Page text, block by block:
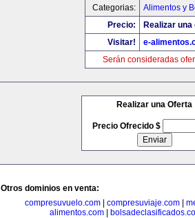
Categorias:
Alimentos y
Precio:
Realizar
Visitar!
e-
Serán consideradas
Realizar una Oferta
Precio Ofrecido $
Otros dominios en venta:
compresuvuelo.com
compresuviaje.com
alimentos.com